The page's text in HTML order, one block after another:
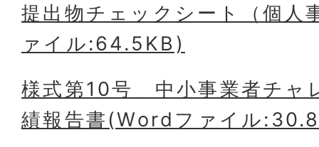
提出物チェックシート（個人
ァイル:64.5KB)
様式第10号＿中小事業者チャ
績報告書(Wordファイル